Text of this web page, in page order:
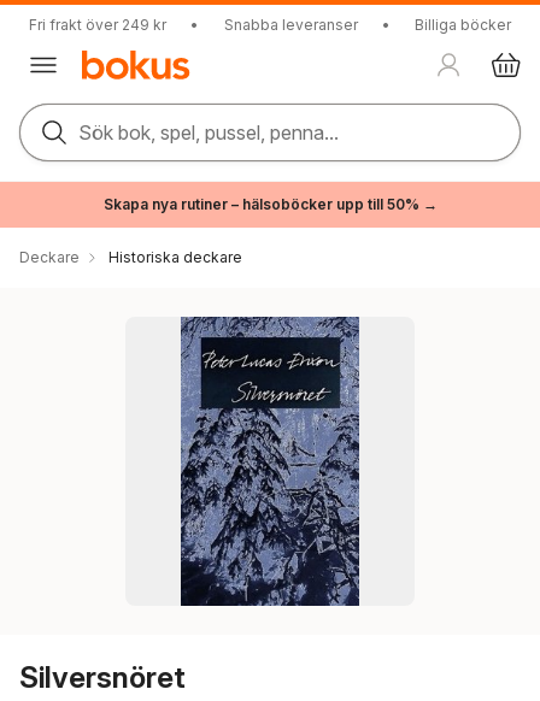
Fri frakt över 249 kr • Snabba leveranser • Billiga böcker
Sök bok, spel, pussel, penna...
Skapa nya rutiner – hälsoböcker upp till 50% →
Deckare Historiska deckare
Silversnöret